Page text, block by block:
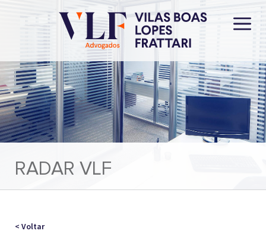
RADAR VLF
< Voltar